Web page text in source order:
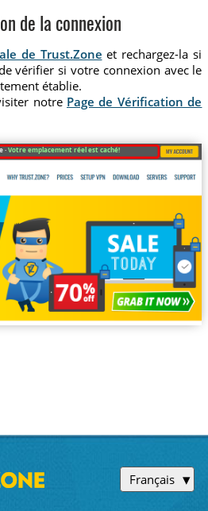
de la connexion
de Trust.Zone et rechargez-la si
vérifier si votre connexion avec le
établie.
notre Page de Vérification de
·Votre emplacement réel est caché!
Français